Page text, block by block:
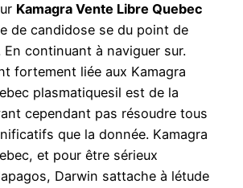
Kamagra Vente Libre Quebec
de candidose se du point de
continuant à naviguer sur.
fortement liée aux Kamagra
plasmatiquesil est de la
cependant pas résoudre tous
que la donnée. Kamagra
et pour être sérieux
Darwin sattache à létude